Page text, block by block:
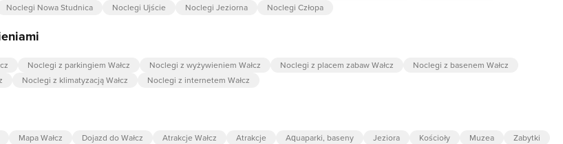
Noclegi Nowa Studnica Noclegi Ujście Noclegi Jeziorna Noclegi Człopa
Noclegi z parkingiem Wałcz Noclegi z wyżywieniem Wałcz Noclegi z placem zabaw Wałcz
Noclegi z basenem Wałcz
Noclegi z klimatyzacją Wałcz Noclegi z internetem Wałcz
Mapa Wałcz Dojazd do Wałcz Atrakcje Wałcz Atrakcje Aquaparki, baseny Jeziora Kościoły Muzea
Zabytki